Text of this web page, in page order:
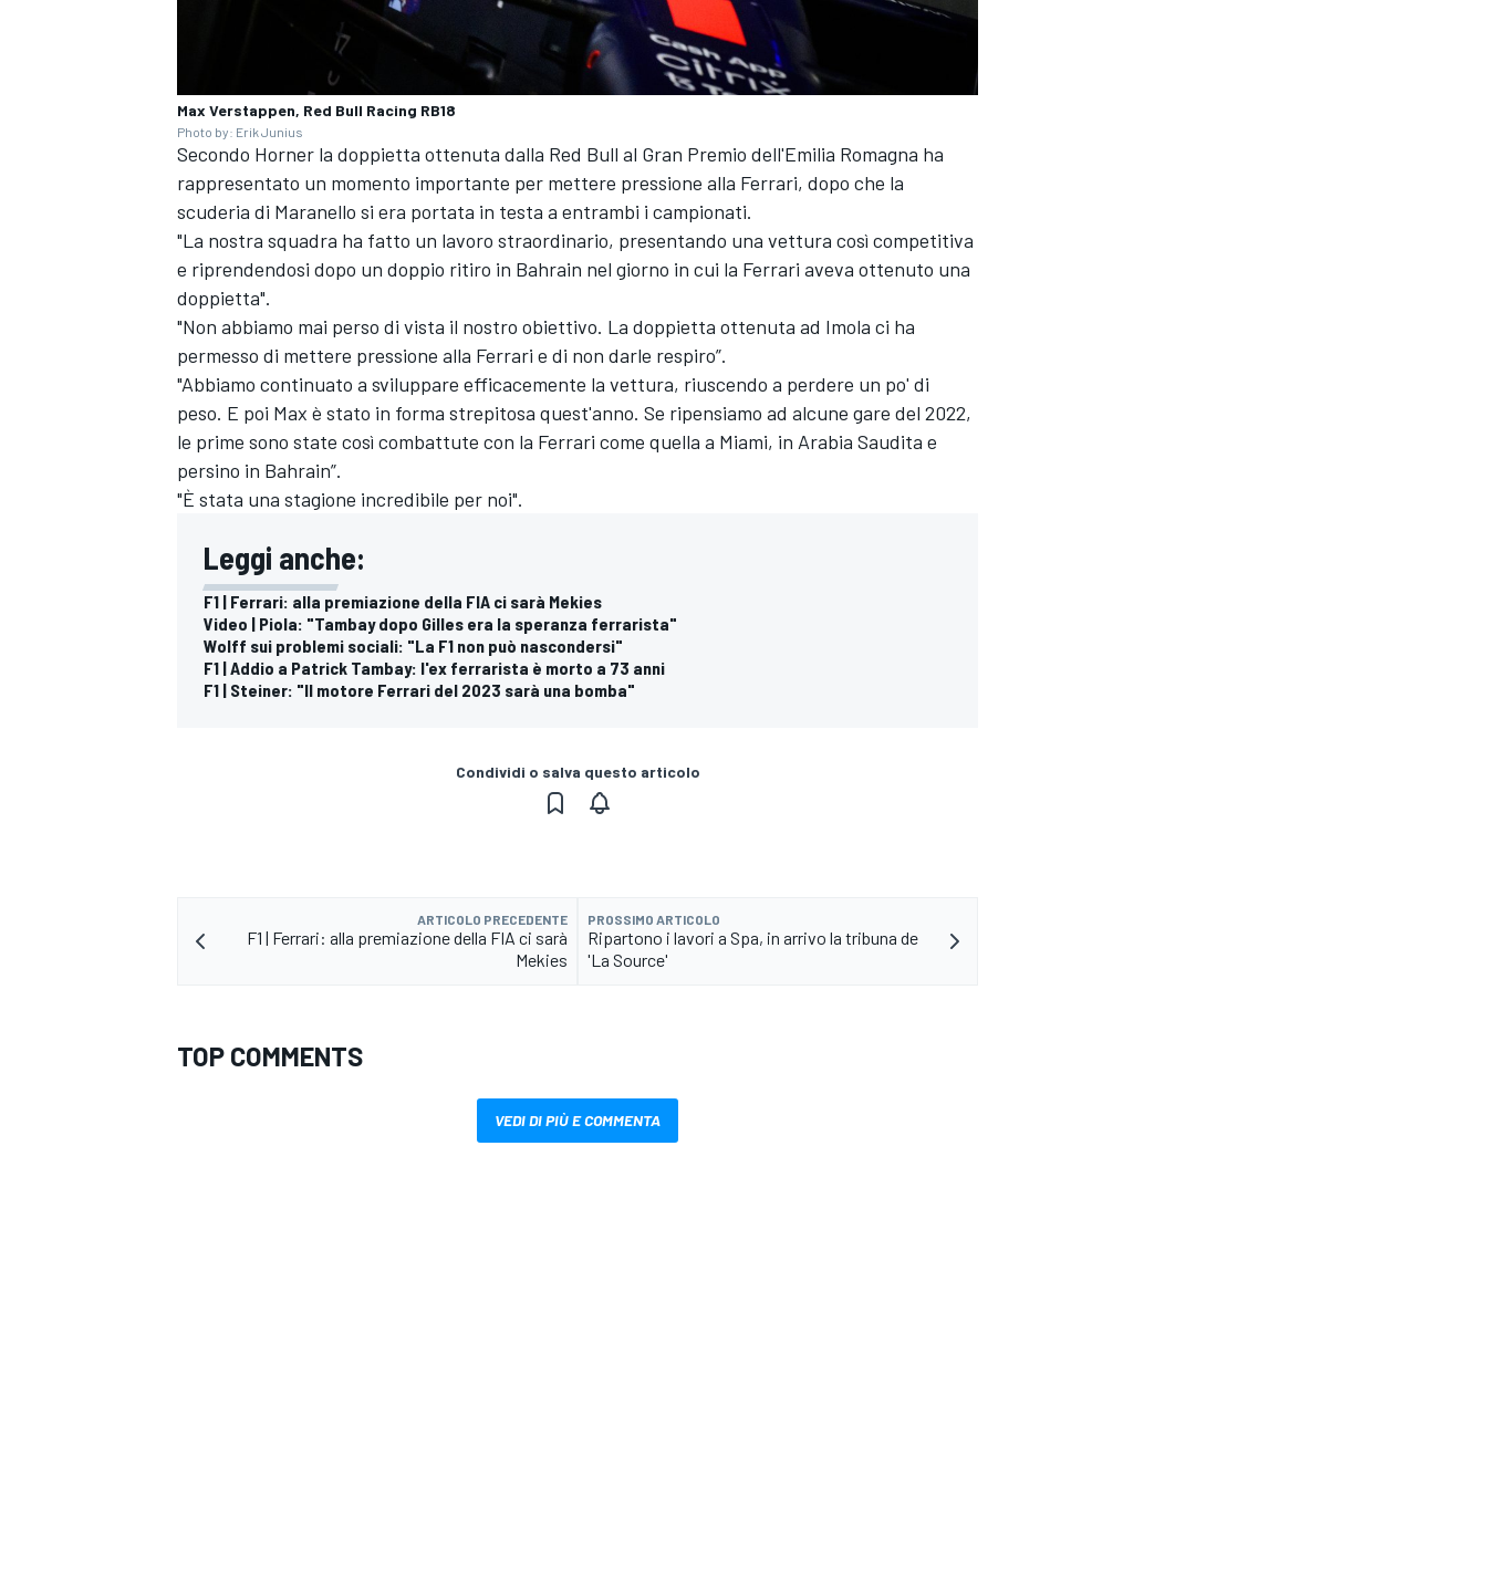
MONOMARCA
Max Verstappen, Red Bull Racing RB18
Photo by: Erik Junius
Secondo Horner la doppietta ottenuta dalla Red Bull al Gran Premio dell'Emilia Romagna ha
rappresentato un momento importante per mettere pressione alla Ferrari, dopo che la
scuderia di Maranello si era portata in testa a entrambi i campionati.
"La nostra squadra ha fatto un lavoro straordinario, presentando una vettura così competitiva
e riprendendosi dopo un doppio ritiro in Bahrain nel giorno in cui la Ferrari aveva ottenuto una
doppietta".
"Non abbiamo mai perso di vista il nostro obiettivo. La doppietta ottenuta ad Imola ci ha
permesso di mettere pressione alla Ferrari e di non darle respiro”.
"Abbiamo continuato a sviluppare efficacemente la vettura, riuscendo a perdere un po' di
peso. E poi Max è stato in forma strepitosa quest'anno. Se ripensiamo ad alcune gare del 2022,
le prime sono state così combattute con la Ferrari come quella a Miami, in Arabia Saudita e
persino in Bahrain”.
"È stata una stagione incredibile per noi".
Leggi anche:
F1 | Ferrari: alla premiazione della FIA ci sarà Mekies
Video | Piola: "Tambay dopo Gilles era la speranza ferrarista"
Wolff sui problemi sociali: "La F1 non può nascondersi"
F1 | Addio a Patrick Tambay: l'ex ferrarista è morto a 73 anni
F1 | Steiner: "Il motore Ferrari del 2023 sarà una bomba"
Condividi o salva questo articolo
ARTICOLO PRECEDENTE
F1 | Ferrari: alla premiazione della FIA ci sarà
Mekies
PROSSIMO ARTICOLO
Ripartono i lavori a Spa, in arrivo la tribuna de
'La Source'
TOP COMMENTS
VEDI DI PIÙ E COMMENTA